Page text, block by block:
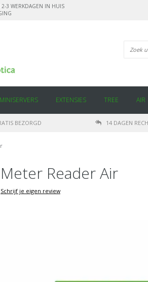
2-3 WERKDAGEN IN HUIS
MINISERVERS EXTENSIES TREE AIR
BEZORGD 14 DAGEN
Reader Air
Schrijf je eigen review